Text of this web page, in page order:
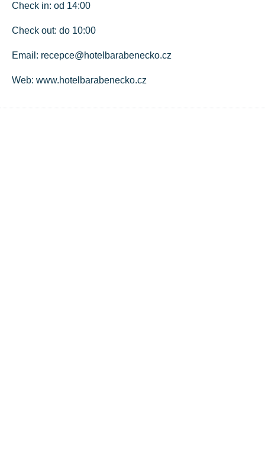
Check in: od 14:00
Check out: do 10:00
Email: recepce@hotelbarabenecko.cz
Web: www.hotelbarabenecko.cz